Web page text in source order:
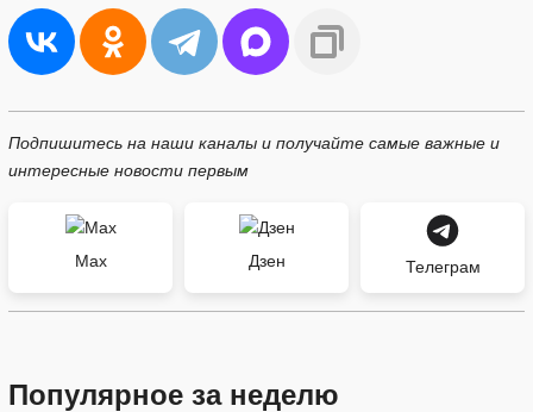
Подпишитесь на наши каналы и получайте самые важные и
интересные новости первым
Max Дзен Телеграм
Популярное за неделю